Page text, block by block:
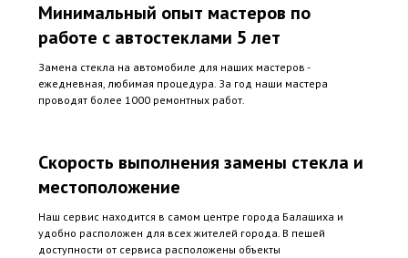
Минимальный опыт мастеров по
работе с автостеклами 5 лет
Замена стекла на автомобиле для наших мастеров -
ежедневная, любимая процедура. За год наши мастера
проводят более 1000 ремонтных работ.
Скорость выполнения замены стекла и
местоположение
Наш сервис находится в самом центре города Балашиха и
удобно расположен для всех жителей города. В пешей
доступности от сервиса расположены объекты